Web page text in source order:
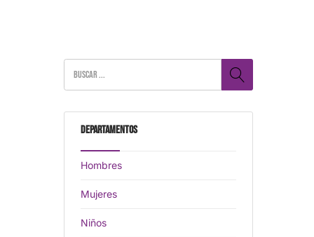
Departamentos
Hombres
Mujeres
Niños